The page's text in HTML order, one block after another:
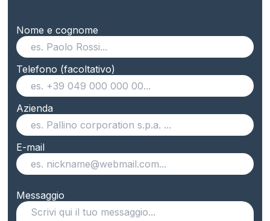
Nome e cognome
Telefono (facoltativo)
Azienda
E-mail
Messaggio